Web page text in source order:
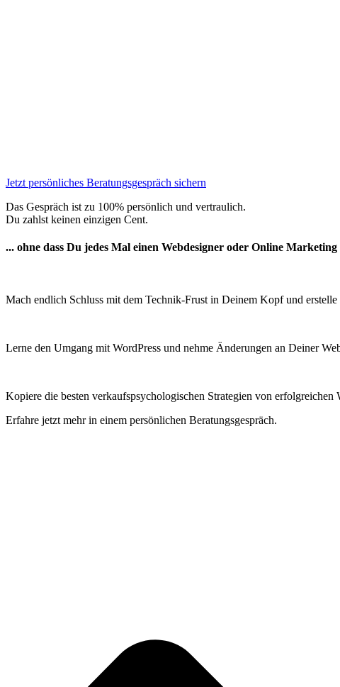
Jetzt persönliches Beratungsgespräch sichern
Das Gespräch ist zu 100% persönlich und vertraulich.
Du zahlst keinen einzigen Cent.
... ohne dass Du jedes Mal einen Webdesigner oder Online
Mach endlich Schluss mit dem Technik-Frust in Deinem Kopf und
Lerne den Umgang mit WordPress und nehme Änderungen an Deiner
Kopiere die besten verkaufspsychologischen Strategien von
Erfahre jetzt mehr in einem persönlichen Beratungsgespräch.